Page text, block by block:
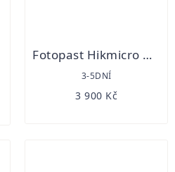
Fotopast Hikmicro M15
3-5DNÍ
3 900 Kč